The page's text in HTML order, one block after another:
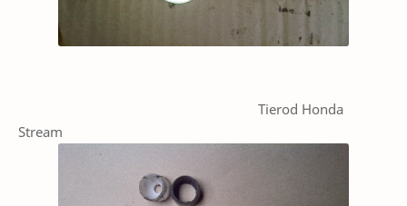
Tierod Honda
Stream